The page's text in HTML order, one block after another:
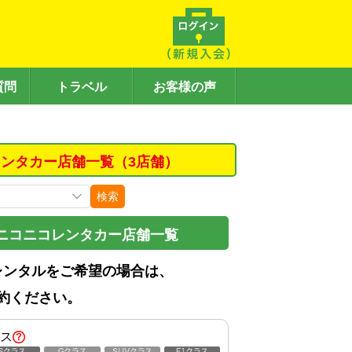
問 トラベル お客様の声
タカー店舗一覧（3店舗）
検索
コニコレンタカー店舗一覧
タルをご希望の場合は、
ください。